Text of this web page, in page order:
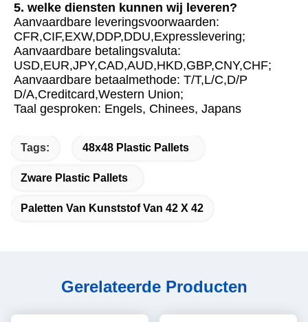
5. welke diensten kunnen wij leveren?
Aanvaardbare leveringsvoorwaarden:
CFR,CIF,EXW,DDP,DDU,Expresslevering;
Aanvaardbare betalingsvaluta:
USD,EUR,JPY,CAD,AUD,HKD,GBP,CNY,CHF;
Aanvaardbare betaalmethode: T/T,L/C,D/P
D/A,Creditcard,Western Union;
Taal gesproken: Engels, Chinees, Japans
Tags: 48x48 Plastic Pallets
Zware Plastic Pallets
Paletten Van Kunststof Van 42 X 42
Gerelateerde Producten